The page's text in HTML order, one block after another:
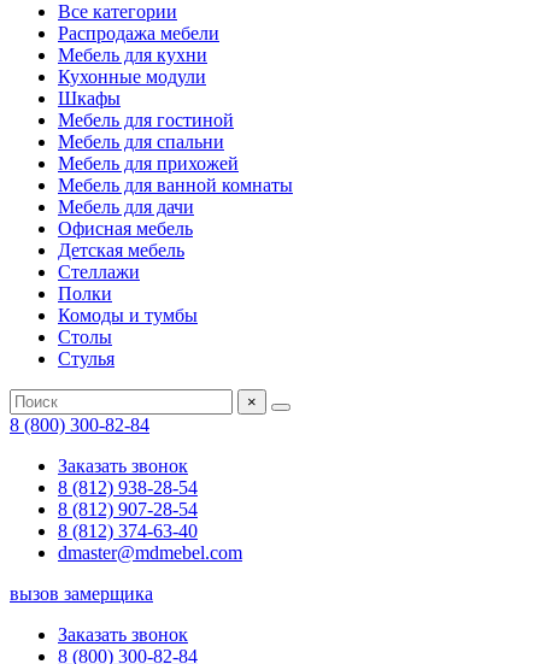
Все категории
Распродажа мебели
Мебель для кухни
Кухонные модули
Шкафы
Мебель для гостиной
Мебель для спальни
Мебель для прихожей
Мебель для ванной комнаты
Мебель для дачи
Офисная мебель
Детская мебель
Стеллажи
Полки
Комоды и тумбы
Столы
Стулья
×
8 (800) 300-82-84
Заказать звонок
8 (812) 938-28-54
8 (812) 907-28-54
8 (812) 374-63-40
dmaster@mdmebel.com
вызов замерщика
Заказать звонок
8 (800) 300-82-84